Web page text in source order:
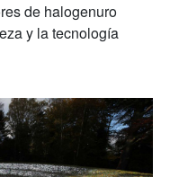
de halogenuro
y la tecnología